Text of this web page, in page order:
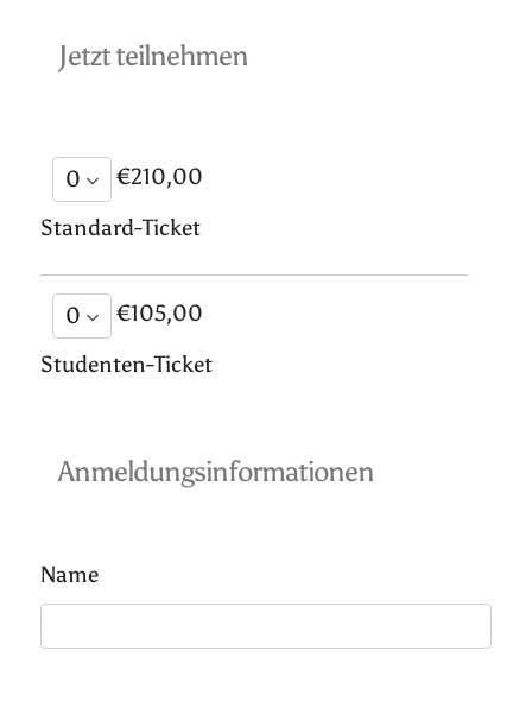
Jetzt teilnehmen
€210,00
Standard-Ticket
€105,00
Studenten-Ticket
Anmeldungsinformationen
Name